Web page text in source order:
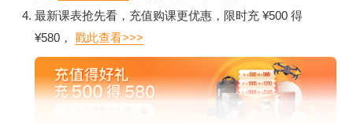
内核态CPU利用率飙高模块，带你分析应用程序该如何高效
地使用CPU，以及哪些情况下会导致CPU的使用很低效：比
态CPU利用率高的这个案例，会侧重为你讲解哪些Linux内核
的特性或者系统配置项会引起这种问题，以及如何分析和解决
最新课表抢先看，充值购课更优惠，限时充 ¥500 得
¥580， 戳此查看>>>